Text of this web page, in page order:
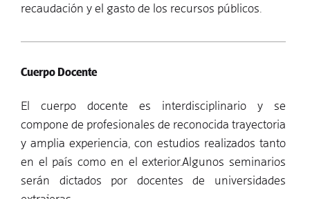
recaudación y el gasto de los recursos públicos.
Cuerpo Docente
El cuerpo docente es interdisciplinario y se
compone de profesionales de reconocida trayectoria
y amplia experiencia, con estudios realizados tanto
en el país como en el exterior.Algunos seminarios
serán dictados por docentes de universidades